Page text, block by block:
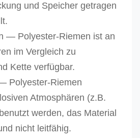
und Speicher getragen
— Polyester-Riemen ist an
im Vergleich zu
Kette verfügbar.
Polyester-Riemen
Atmosphären (z.B.
benutzt werden, das Material
nicht leitfähig.